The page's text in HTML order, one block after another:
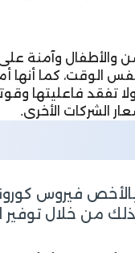
والأطفال وآمنة
الوقت، كما أنها
ولا تفقد فاعليتها
الشركات الأخرى.
فيروس
من خلال توفير